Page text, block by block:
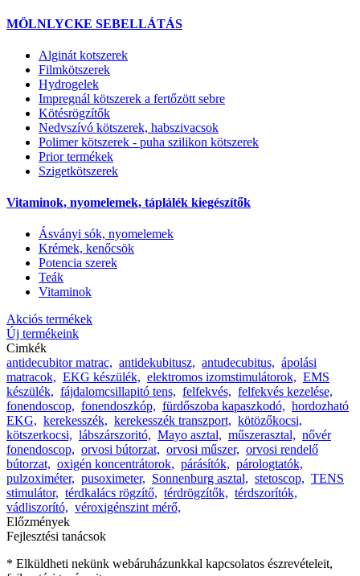
MÖLNLYCKE SEBELLÁTÁS
Alginát kotszerek
Filmkötszerek
Hydrogelek
Impregnál kötszerek a fertőzött sebre
Kötésrögzítők
Nedvszívó kötszerek, habszivacsok
Polimer kötszerek - puha szilikon kötszerek
Prior termékek
Szigetkötszerek
Vitaminok, nyomelemek, táplálék kiegészítők
Ásványi sók, nyomelemek
Krémek, kenőcsök
Potencia szerek
Teák
Vitaminok
Akciós termékek
Új termékeink
Cimkék
antidecubitor matrac, antidekubitusz, antudecubitus, ápolási
matracok, EKG készülék, elektromos izomstimulátorok, EMS
készülék, fájdalomcsillapitó tens, felfekvés, felfekvés kezelése,
fonendoscop, fonendoszkóp, fürdőszoba kapaszkodó, hordozható
EKG, kerekesszék, kerekesszék transzport, kötözőkocsi,
kötszerkocsi, lábszárszoritó, Mayo asztal, műszerasztal, nővér
fonendoscop, orvosi bútorzat, orvosi műszer, orvosi rendelő
bútorzat, oxigén koncentrátorok, párásítók, párologtatók,
pulzoximéter, pusoximeter, Sonnenburg asztal, stetoscop, TENS
stimulátor, térdkalács rögzítő, térdrögzítők, térdszorítók,
vádliszorító, véroxigénszint mérő,
Előzmények
Fejlesztési tanácsok
* Elküldheti nekünk webáruházunkkal kapcsolatos észrevételeit,